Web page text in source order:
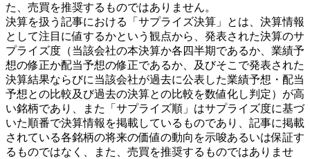
た、売買を推奨するものではありません。
決算を扱う記事における「サプライズ決算」とは、決算情報
として注目に値するかという観点から、発表された決算のサ
プライズ度（当該会社の本決算か各四半期であるか、業績予
想の修正か配当予想の修正であるか、及びそこで発表された
決算結果ならびに当該会社が過去に公表した業績予想・配当
予想との比較及び過去の決算との比較を数値化し判定）が高
い銘柄であり、また「サプライズ順」はサプライズ度に基づ
いた順番で決算情報を掲載しているものであり、記事に掲載
されている各銘柄の将来の価値の動向を示唆あるいは保証す
るものではなく、また、売買を推奨するものではありませ